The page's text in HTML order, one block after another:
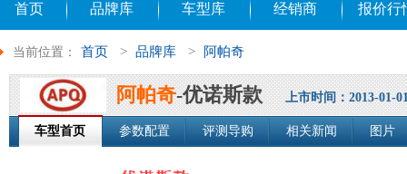
首页 品牌库 车型库 经销商 报价行
当前位置： 首页 > 品牌库 > 阿帕奇
阿帕奇-优诺斯款 上市时间：2013-01-
车型首页 参数配置 评测导购 相关新闻 图片